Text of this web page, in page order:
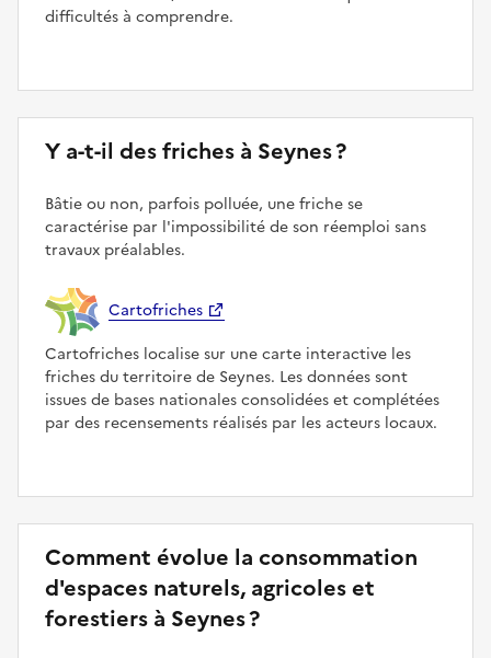
difficultés à comprendre.
Y a-t-il des friches à Seynes ?
Bâtie ou non, parfois polluée, une friche se
caractérise par l'impossibilité de son réemploi sans
travaux préalables.
Cartofriches
Cartofriches localise sur une carte interactive les
friches du territoire de Seynes. Les données sont
issues de bases nationales consolidées et complétées
par des recensements réalisés par les acteurs locaux.
Comment évolue la consommation
d'espaces naturels, agricoles et
forestiers à Seynes ?